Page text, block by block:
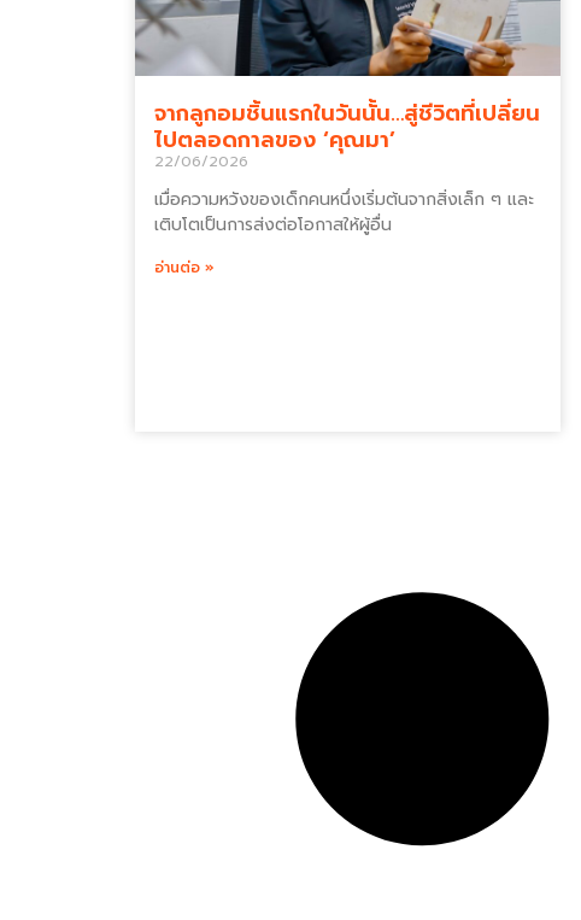
จากลูกอมชิ้นแรกในวันนั้น…สู่ชีวิตที่เปลี่ยน
ไปตลอดกาลของ ‘คุณมา’
22/06/2026
เมื่อความหวังของเด็กคนหนึ่งเริ่มต้นจากสิ่งเล็ก ๆ และ
เติบโตเป็นการส่งต่อโอกาสให้ผู้อื่น
อ่านต่อ »